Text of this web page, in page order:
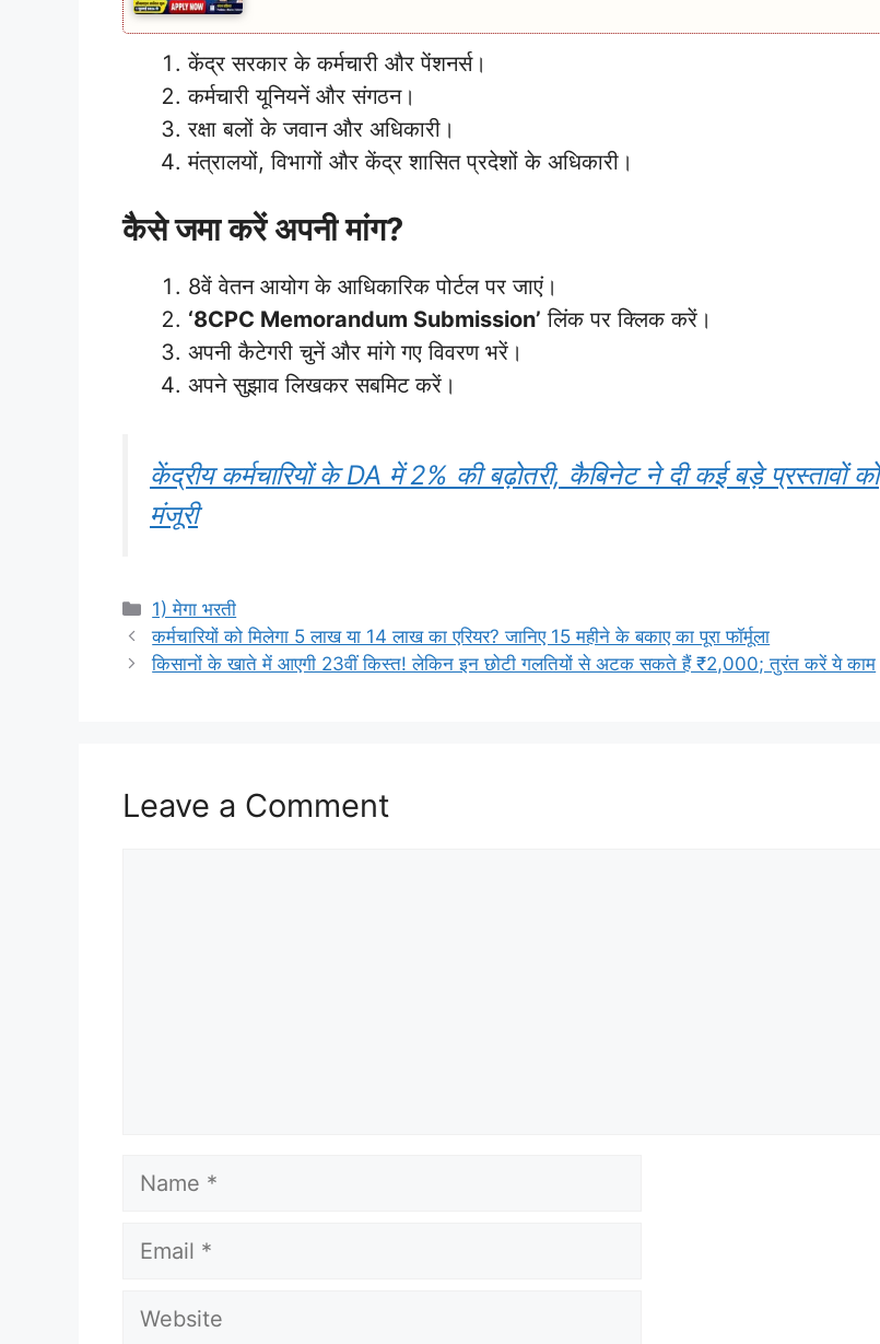
केंद्र सरकार के कर्मचारी और पेंशनर्स।
कर्मचारी यूनियनें और संगठन।
रक्षा बलों के जवान और अधिकारी।
मंत्रालयों, विभागों और केंद्र शासित प्रदेशों के अधिकारी।
कैसे जमा करें अपनी मांग?
8वें वेतन आयोग के आधिकारिक पोर्टल पर जाएं।
‘8CPC Memorandum Submission’ लिंक पर क्लिक करें।
अपनी कैटेगरी चुनें और मांगे गए विवरण भरें।
अपने सुझाव लिखकर सबमिट करें।
केंद्रीय कर्मचारियों के DA में 2% की बढ़ोतरी, कैबिनेट ने दी कई बड़े प्रस्तावों को
मंजूरी
Categories
1) मेगा भरती
कर्मचारियों को मिलेगा 5 लाख या 14 लाख का एरियर? जानिए 15 महीने के बकाए का पूरा फॉर्मूला
किसानों के खाते में आएगी 23वीं किस्त! लेकिन इन छोटी गलतियों से अटक सकते हैं ₹2,000; तुरंत करें ये काम
Leave a Comment
Name
Email
Website